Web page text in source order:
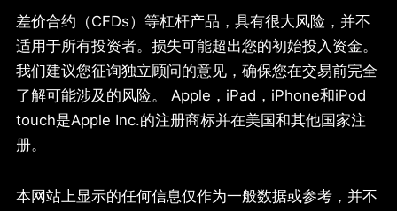
差价合约（CFDs）等杠杆产品，具有很大风险，并不
适用于所有投资者。损失可能超出您的初始投入资金。
我们建议您征询独立顾问的意见，确保您在交易前完全
了解可能涉及的风险。 Apple，iPad，iPhone和iPod
touch是Apple Inc.的注册商标并在美国和其他国家注
册。
本网站上显示的任何信息仅作为一般数据或参考，并不